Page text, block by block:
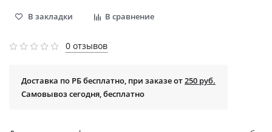
В закладки В сравнение
0 отзывов
Доставка по РБ бесплатно, при заказе от250 руб.
Самовывоз сегодня, бесплатно